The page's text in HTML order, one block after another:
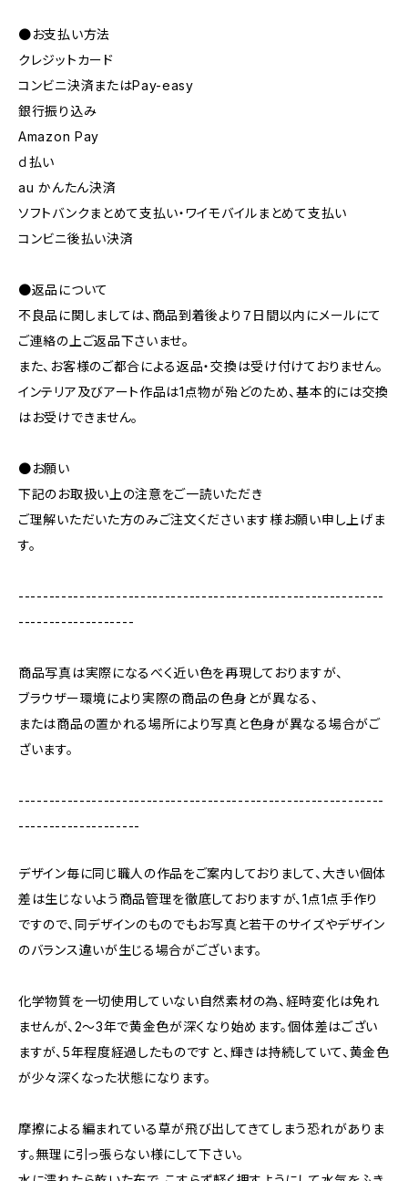
●お支払い方法
クレジットカード
コンビニ決済またはPay-easy
銀行振り込み
Amazon Pay
ｄ払い
au かんたん決済
ソフトバンクまとめて支払い・ワイモバイルまとめて支払い
コンビニ後払い決済
●返品について
不良品に関しましては、商品到着後より７日間以内にメールにて
ご連絡の上ご返品下さいませ。
また、お客様のご都合による返品・交換は受け付けておりません。
インテリア及びアート作品は1点物が殆どのため、基本的には交換
はお受けできません。
●お願い
下記のお取扱い上の注意をご一読いただき
ご理解いただいた方のみご注文くださいます様お願い申し上げま
す。
------------------------------------------------------------
-------------------
商品写真は実際になるべく近い色を再現しておりますが、
ブラウザー環境により実際の商品の色身とが異なる、
または商品の置かれる場所により写真と色身が異なる場合がご
ざいます。
------------------------------------------------------------
--------------------
デザイン毎に同じ職人の作品をご案内しておりまして、大きい個体
差は生じないよう商品管理を徹底しておりますが、1点1点手作り
ですので、同デザインのものでもお写真と若干のサイズやデザイン
のバランス違いが生じる場合がございます。
化学物質を一切使用していない自然素材の為、経時変化は免れ
ませんが、2〜3年で黄金色が深くなり始めます。個体差はござい
ますが、5年程度経過したものですと、輝きは持続していて、黄金色
が少々深くなった状態になります。
摩擦による編まれている草が飛び出してきてしまう恐れがありま
す。無理に引っ張らない様にして下さい。